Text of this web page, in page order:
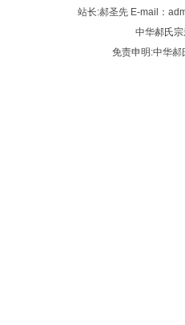
站长:郝圣先 E-mail：
中华郝氏宗
免责申明:中华